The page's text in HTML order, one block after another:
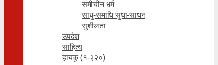
समीचीन धर्म
साधु-समाधि सुधा-साधन
सुशीलता
उपदेश
साहित्य
हायकू (१‍-२२०)